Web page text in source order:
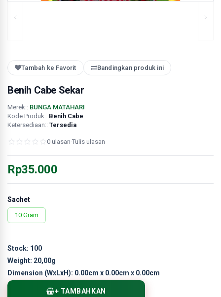
Tambah ke Favorit Bandingkan produk ini
Benih Cabe Sekar
Merek:: BUNGA MATAHARI
Kode Produk:: Benih Cabe
Ketersediaan:: Tersedia
0 ulasan Tulis ulasan
Rp35.000
Sachet
10 Gram
Stock: 100
Weight: 20,00g
Dimension (WxLxH): 0.00cm x 0.00cm x 0.00cm
+ TAMBAHKAN